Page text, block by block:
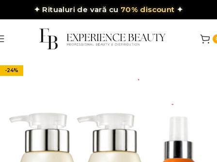
✦ Ritualuri de vară cu 70% discount ✦
-24%